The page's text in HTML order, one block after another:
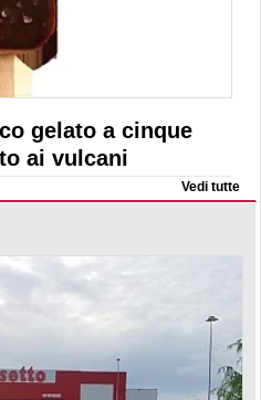
gelato a cinque
ai vulcani
Vedi tutte